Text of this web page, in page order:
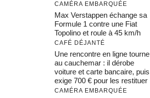
CAMÉRA EMBARQUÉE
Max Verstappen échange sa
Formule 1 contre une Fiat
Topolino et roule à 45 km/h
CAFÉ DÉJANTÉ
Une rencontre en ligne tourne
au cauchemar : il dérobe
voiture et carte bancaire, puis
exige 700 € pour les restituer
CAMÉRA EMBARQUÉE